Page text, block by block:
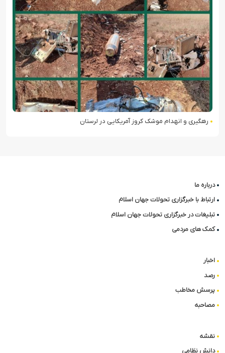
تصاویر ماهواره‌ای از آثار حملات ایران به کویت
درباره ما
ارتباط با خبرگزاری تحولات جهان اسلام
تبلیغات در خبرگزاری تحولات جهان اسلام
کمک های مردمی
اخبار
رصد
پرسش مخاطب
مصاحبه
نقشه
دانش نظامی